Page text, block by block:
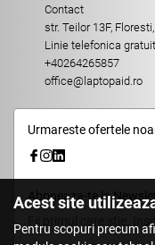
Contact
str. Teilor 13F,
Linie telefonica
+40264265857
office@laptopaid.ro
Urmareste ofertele
Aboneaza-te la
Fii primul care stie.
Acest site
Pentru scopuri precum